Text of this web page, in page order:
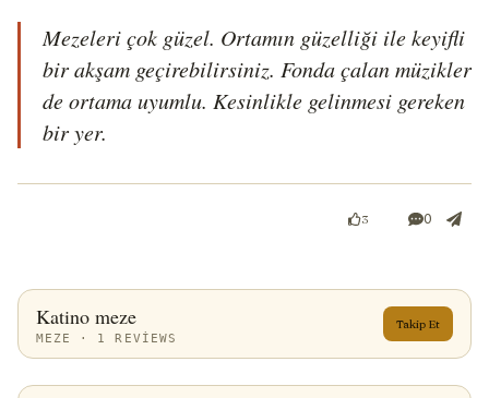
Mezeleri çok güzel. Ortamın güzelliği ile keyifli
bir akşam geçirebilirsiniz. Fonda çalan müzikler
de ortama uyumlu. Kesinlikle gelinmesi gereken
bir yer.
3 0
Katino meze
MEZE · 1 REVIEWS
Takip Et